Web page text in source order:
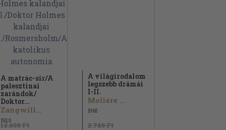
A matrác-sir/A
palesztinai
zarándok/
Doktor...
Zangwill...
1920
12.000 Ft
A világirodalom
legszebb drámái
I-II.
Moliére ...
1965
2.740 Ft